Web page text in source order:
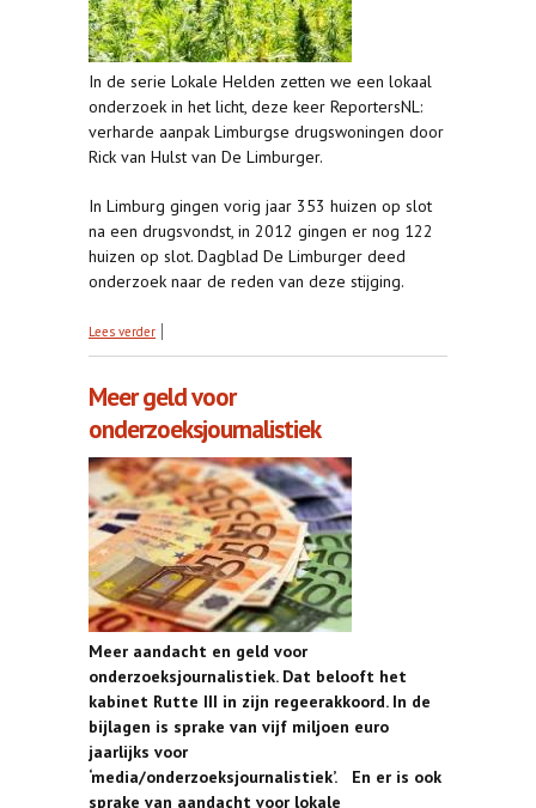
In de serie Lokale Helden zetten we een lokaal
onderzoek in het licht, deze keer ReportersNL:
verharde aanpak Limburgse drugswoningen door
Rick van Hulst van De Limburger.
In Limburg gingen vorig jaar 353 huizen op slot
na een drugsvondst, in 2012 gingen er nog 122
huizen op slot. Dagblad De Limburger deed
onderzoek naar de reden van deze stijging.
Lees verder over Lokale helden: verharde aanpak Limburgse
Meer geld voor
onderzoeksjournalistiek
Meer aandacht en geld voor
onderzoeksjournalistiek. Dat belooft het
kabinet Rutte III in zijn regeerakkoord. In de
bijlagen is sprake van vijf miljoen euro
jaarlijks voor
‘media/onderzoeksjournalistiek’. En er is ook
sprake van aandacht voor lokale